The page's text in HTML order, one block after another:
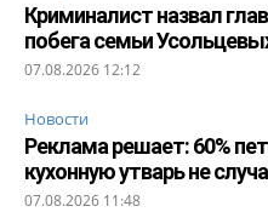
Криминалист назвал
побега семьи
07.08.2026 12:12
Новости
Реклама решает: 60%
кухонную утварь не
07.08.2026 11:48